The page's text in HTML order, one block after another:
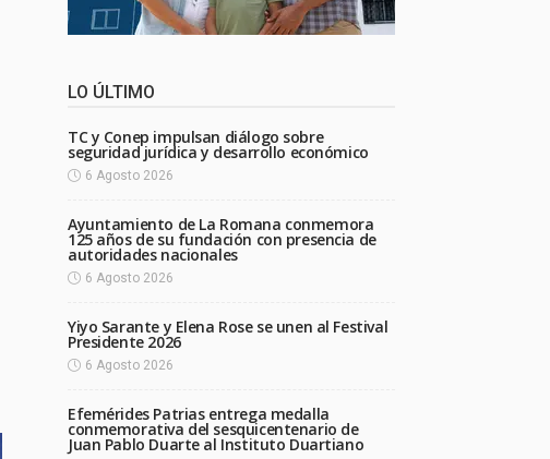
LO ÚLTIMO
TC y Conep impulsan diálogo sobre
seguridad jurídica y desarrollo económico
6 Agosto 2026
Ayuntamiento de La Romana conmemora
125 años de su fundación con presencia de
autoridades nacionales
6 Agosto 2026
Yiyo Sarante y Elena Rose se unen al Festival
Presidente 2026
6 Agosto 2026
Efemérides Patrias entrega medalla
conmemorativa del sesquicentenario de
Juan Pablo Duarte al Instituto Duartiano